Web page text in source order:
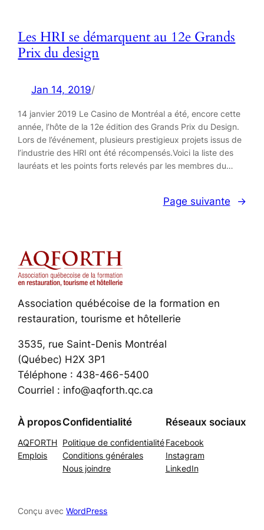
Les HRI se démarquent au 12e Grands
Prix du design
Jan 14, 2019/
14 janvier 2019 Le Casino de Montréal a été, encore cette
année, l’hôte de la 12e édition des Grands Prix du Design.
Lors de l’événement, plusieurs prestigieux projets issus de
l’industrie des HRI ont été récompensés.Voici la liste des
lauréats et les points forts relevés par les membres du…
Page suivante →
Association québécoise de la formation en
restauration, tourisme et hôtellerie
3535, rue Saint-Denis Montréal
(Québec) H2X 3P1
Téléphone : 438-466-5400
Courriel : info@aqforth.qc.ca
À propos
AQFORTH
Emplois
Confidentialité
Politique de confidentialité
Conditions générales
Nous joindre
Réseaux sociaux
Facebook
Instagram
LinkedIn
Conçu avecWordPress